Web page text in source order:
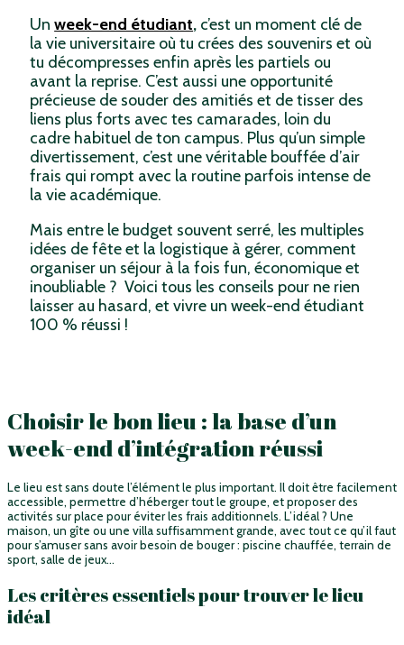
Unweek-end étudiant, c’est un moment clé de
la vie universitaire où tu crées des souvenirs et où
tu décompresses enfin après les partiels ou
avant la reprise. C’est aussi une opportunité
précieuse de souder des amitiés et de tisser des
liens plus forts avec tes camarades, loin du
cadre habituel de ton campus. Plus qu’un simple
divertissement, c’est une véritable bouffée d’air
frais qui rompt avec la routine parfois intense de
la vie académique.
Mais entre le budget souvent serré, les multiples
idées de fête et la logistique à gérer, comment
organiser un séjour à la fois fun, économique et
inoubliable ? Voici tous les conseils pour ne rien
laisser au hasard, et vivre un week-end étudiant
100 % réussi !
Choisir le bon lieu : la base d’un
week-end d’intégration réussi
Le lieu est sans doute l’élément le plus important. Il doit être facilement
accessible, permettre d’héberger tout le groupe, et proposer des
activités sur place pour éviter les frais additionnels. L’idéal ? Une
maison, un gîte ou une villa suffisamment grande, avec tout ce qu’il faut
pour s’amuser sans avoir besoin de bouger : piscine chauffée, terrain de
sport, salle de jeux…
Les critères essentiels pour trouver le lieu
idéal